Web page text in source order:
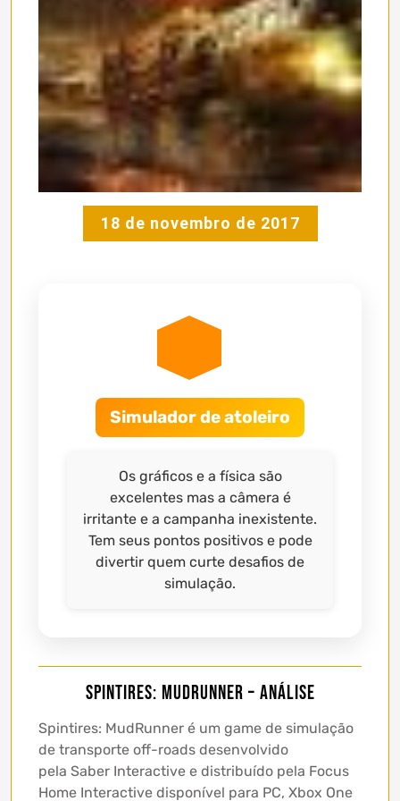
18 de novembro de 2017
Simulador de atoleiro
Os gráficos e a física são
excelentes mas a câmera é
irritante e a campanha inexistente.
Tem seus pontos positivos e pode
divertir quem curte desafios de
simulação.
Spintires: MudRunner – Análise
Spintires: MudRunner é um game de simulação
de transporte off-roads desenvolvido
pela Saber Interactive e distribuído pela Focus
Home Interactive disponível para PC, Xbox One